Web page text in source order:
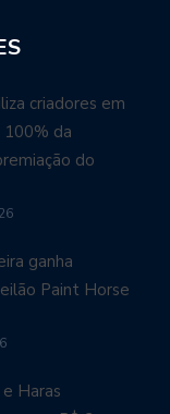
criadores em
da
do
ganha
Paint Horse
Haras